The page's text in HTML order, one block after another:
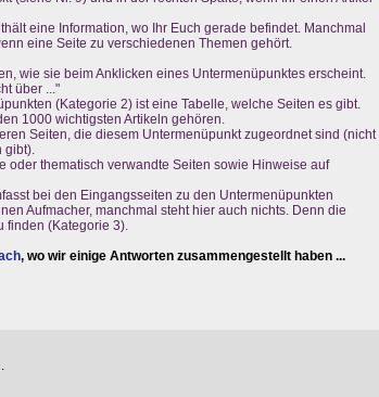
eine Information, wo Ihr Euch gerade befindet. Manchmal
eine Seite zu verschiedenen Themen gehört.
wie sie beim Anklicken eines Untermenüpunktes erscheint.
über ..."
(Kategorie 2) ist eine Tabelle, welche Seiten es gibt.
1000 wichtigsten Artikeln gehören.
Seiten, die diesem Untermenüpunkt zugeordnet sind (nicht
gibt).
oder thematisch verwandte Seiten sowie Hinweise auf
bei den Eingangsseiten zu den Untermenüpunkten
Aufmacher, manchmal steht hier auch nichts. Denn die
finden (Kategorie 3).
, wo wir einige Antworten zusammengestellt haben ...